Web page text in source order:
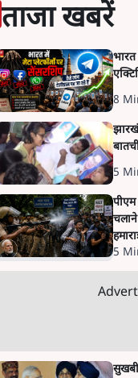
ताजा खबरें
8
5
5